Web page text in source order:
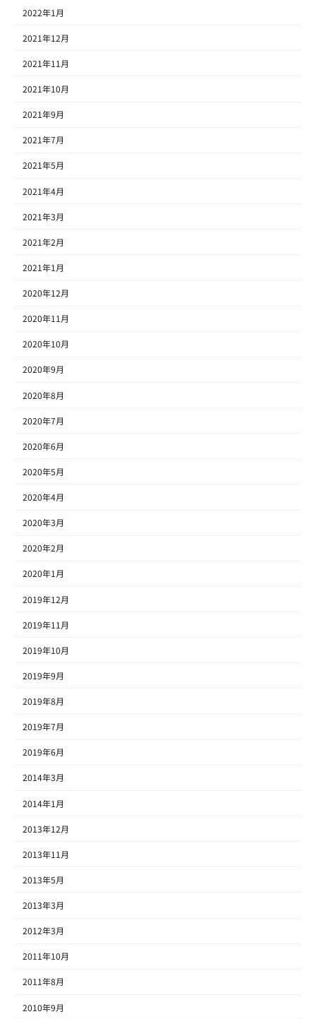
2022年1月
2021年12月
2021年11月
2021年10月
2021年9月
2021年7月
2021年5月
2021年4月
2021年3月
2021年2月
2021年1月
2020年12月
2020年11月
2020年10月
2020年9月
2020年8月
2020年7月
2020年6月
2020年5月
2020年4月
2020年3月
2020年2月
2020年1月
2019年12月
2019年11月
2019年10月
2019年9月
2019年8月
2019年7月
2019年6月
2014年3月
2014年1月
2013年12月
2013年11月
2013年5月
2013年3月
2012年3月
2011年10月
2011年8月
2010年9月